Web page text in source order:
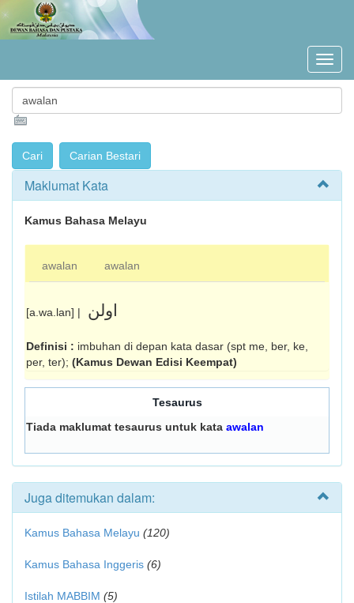
Maklumat Kata
Kamus Bahasa Melayu
awalan awalan
[a.wa.lan] | اولن
Definisi : imbuhan di depan kata dasar (spt me, ber, ke,
per, ter); (Kamus Dewan Edisi Keempat)
Tesaurus
Tiada maklumat tesaurus untuk kata awalan
Juga ditemukan dalam:
Kamus Bahasa Melayu (120)
Kamus Bahasa Inggeris (6)
Istilah MABBIM (5)